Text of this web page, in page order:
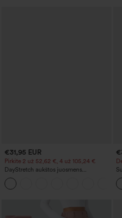
€31,95 EUR
Pirkite 2 už 52,62 €, 4 už 105,24 €
DayStretch aukštos juosmens
laisvalaikio kelnės su kišenėmis ir
tiesiomis kojomis